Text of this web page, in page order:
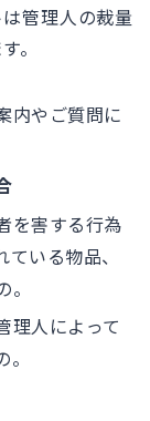
管理人の裁量
。
内やご質問に
を害する行為
いる物品、
理人によって